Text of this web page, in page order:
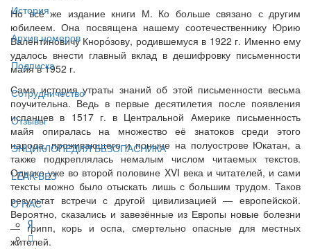
История
Архив номеров
Подписка
Сотрудничество
Отзывы
ЭНЦИКЛОПЕДИЯ БЕЗОПАСНИКА
LEAK-БЕЗ
О НАС
Но всё же издание книги М. Ко больше связано с другим
юбилеем. Она посвящена нашему соотечественнику Юрию
Валентиновичу Кноро́зову, родившемуся в 1922 г. Именно ему
удалось внести главный вклад в дешифровку письменности
майя в 1952 г.
Сама история утраты знаний об этой письменности весьма
поучительна. Ведь в первые десятилетия после появления
испанцев в 1517 г. в Центральной Америке письменность
майя опиралась на множество её знатоков среди этого
народа, проживающего и поныне на полуострове Юкатан, а
также подкреплялась немалым числом читаемых текстов.
Однако уже во второй половине XVI века и читателей, и сами
тексты можно было отыскать лишь с большим трудом. Таков
результат встречи с другой цивилизацией — европейской.
Вероятно, сказались и завезённые из Европы новые болезни
— грипп, корь и оспа, смертельно опасные для местных
жителей.